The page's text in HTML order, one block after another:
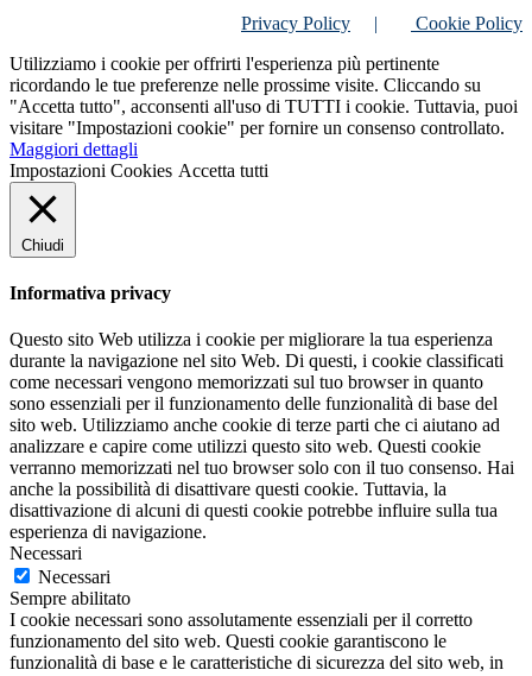
Privacy Policy |
Cookie Policy
Utilizziamo i cookie per offrirti l'esperienza più pertinente
ricordando le tue preferenze nelle prossime visite. Cliccando su
"Accetta tutto", acconsenti all'uso di TUTTI i cookie. Tuttavia, puoi
visitare "Impostazioni cookie" per fornire un consenso controllato.
Maggiori dettagli
Impostazioni Cookies Accetta tutti
Chiudi
Informativa privacy
Questo sito Web utilizza i cookie per migliorare la tua esperienza
durante la navigazione nel sito Web. Di questi, i cookie classificati
come necessari vengono memorizzati sul tuo browser in quanto
sono essenziali per il funzionamento delle funzionalità di base del
sito web. Utilizziamo anche cookie di terze parti che ci aiutano ad
analizzare e capire come utilizzi questo sito web. Questi cookie
verranno memorizzati nel tuo browser solo con il tuo consenso. Hai
anche la possibilità di disattivare questi cookie. Tuttavia, la
disattivazione di alcuni di questi cookie potrebbe influire sulla tua
esperienza di navigazione.
Necessari
Necessari
Sempre abilitato
I cookie necessari sono assolutamente essenziali per il corretto
funzionamento del sito web. Questi cookie garantiscono le
funzionalità di base e le caratteristiche di sicurezza del sito web, in